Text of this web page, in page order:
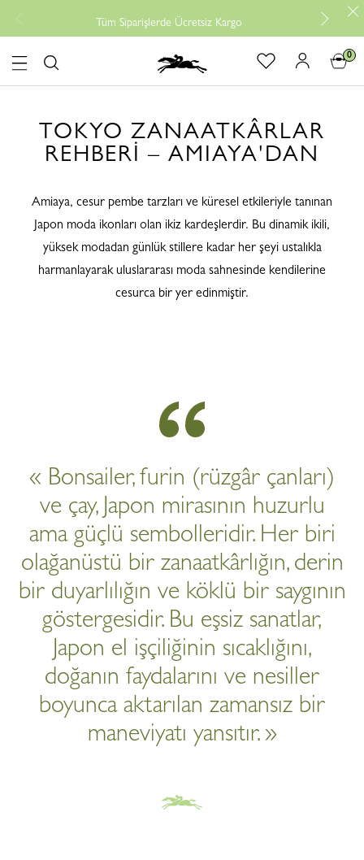
Tüm Siparişlerde Ücretsiz Kargo
0
TOKYO ZANAATKÂRLAR
REHBERİ – AMIAYA'DAN
Amiaya, cesur pembe tarzları ve küresel etkileriyle tanınan
Japon moda ikonları olan ikiz kardeşlerdir. Bu dinamik ikili,
yüksek modadan günlük stillere kadar her şeyi ustalıkla
harmanlayarak uluslararası moda sahnesinde kendilerine
cesurca bir yer edinmiştir.
« Bonsailer, furin (rüzgâr çanları)
ve çay, Japon mirasının huzurlu
ama güçlü sembolleridir. Her biri
olağanüstü bir zanaatkârlığın, derin
bir duyarlılığın ve köklü bir saygının
göstergesidir. Bu eşsiz sanatlar,
Japon el işçiliğinin sıcaklığını,
doğanın faydalarını ve nesiller
boyunca aktarılan zamansız bir
maneviyatı yansıtır. »